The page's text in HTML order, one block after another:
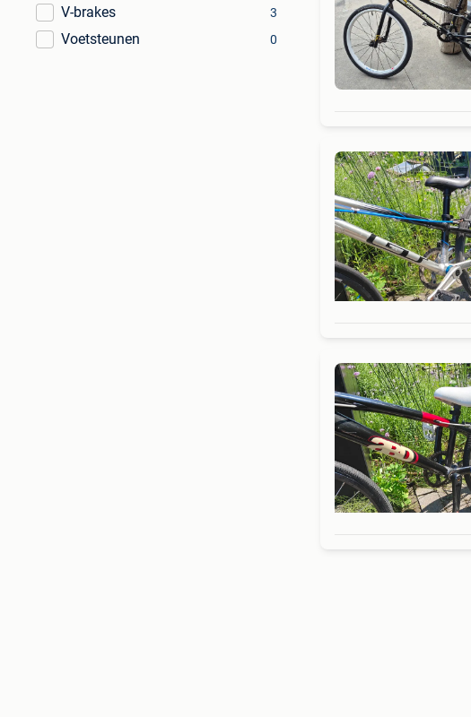
V-brakes 3
Voetsteunen 0